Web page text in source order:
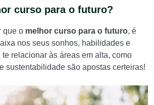
curso para o futuro?
que o melhor curso para o futuro, é
nos seus sonhos, habilidades e
te relacionar às áreas em alta, como
sustentabilidade são apostas certeiras!